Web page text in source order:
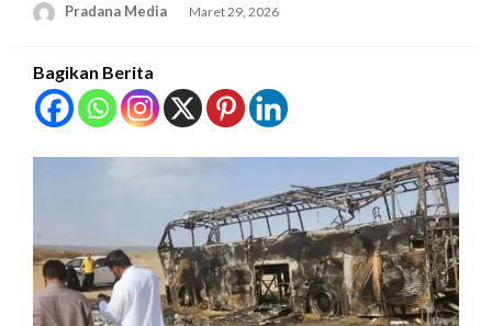
Pradana Media Maret 29, 2026
Bagikan Berita